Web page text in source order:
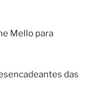
Mello para
das